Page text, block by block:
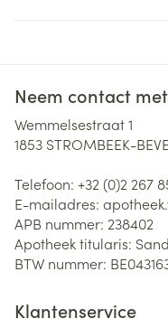
Neem contact
Wemmelsestraat 1
1853 STROMBEEK-
Telefoon: +32 (0)2 267
E-mailadres:
APB nummer: 238402
Apotheek titularis:
BTW nummer:
Klantenservice